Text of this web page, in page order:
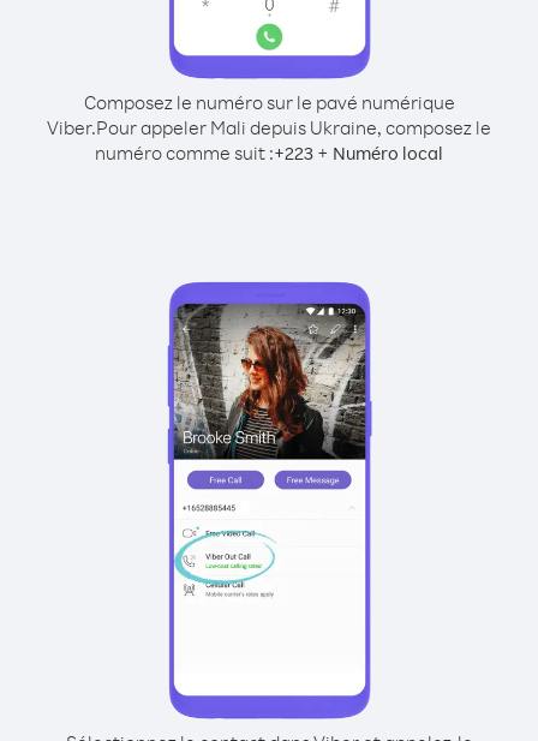
Composez le numéro sur le pavé numérique
Viber.Pour appeler Mali depuis Ukraine, composez le
numéro comme suit :+223 + Numéro local